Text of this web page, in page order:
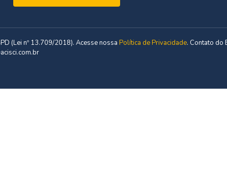
(Lei nº 13.709/2018). Acesse nossa Política de Privacidade. Contato do